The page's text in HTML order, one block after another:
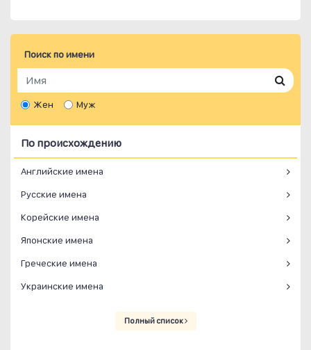
Поиск по имени
Жен Муж
По происхождению
Английские имена
Русские имена
Корейские имена
Японские имена
Греческие имена
Украинские имена
Полный список